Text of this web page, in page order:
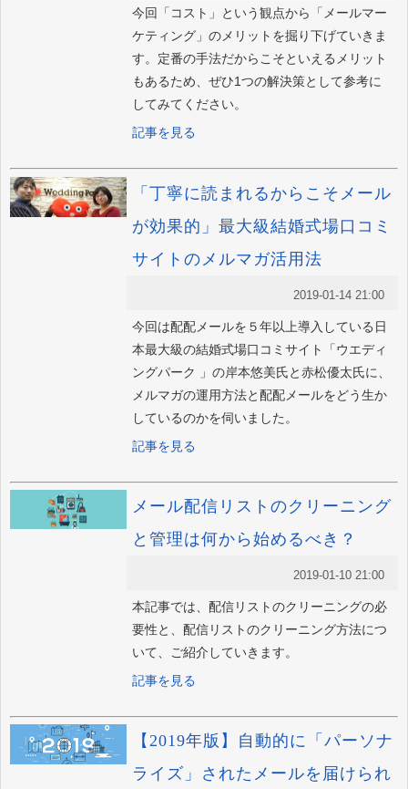
今回「コスト」という観点から「メールマー
ケティング」のメリットを掘り下げていきま
す。定番の手法だからこそといえるメリット
もあるため、ぜひ1つの解決策として参考に
してみてください。
記事を見る
「丁寧に読まれるからこそメール
が効果的」最大級結婚式場口コミ
サイトのメルマガ活用法
2019-01-14 21:00
今回は配配メールを５年以上導入している日
本最大級の結婚式場口コミサイト「ウエディ
ングパーク 」の岸本悠美氏と赤松優太氏に、
メルマガの運用方法と配配メールをどう生か
しているのかを伺いました。
記事を見る
メール配信リストのクリーニング
と管理は何から始めるべき？
2019-01-10 21:00
本記事では、配信リストのクリーニングの必
要性と、配信リストのクリーニング方法につ
いて、ご紹介していきます。
記事を見る
【2019年版】自動的に「パーソナ
ライズ」されたメールを届けられ